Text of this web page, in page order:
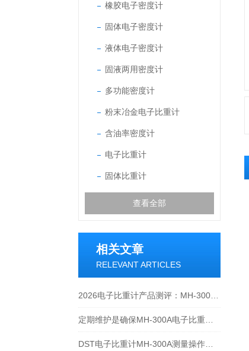
橡胶电子密度计
固体电子密度计
液体电子密度计
固液两用密度计
多功能密度计
粉末冶金电子比重计
含油率密度计
电子比重计
固体比重计
查看全部
相关文章
RELEVANT ARTICLES